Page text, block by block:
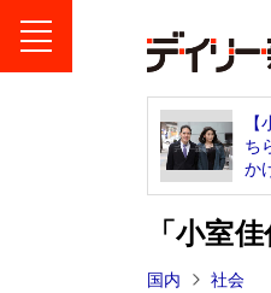
ち
か
「小室
国内 社会